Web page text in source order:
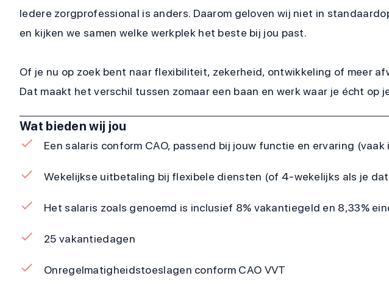
Iedere zorgprofessional is anders. Daarom geloven wij niet in
en kijken we samen welke werkplek het beste bij jou past.
Of je nu op zoek bent naar flexibiliteit, zekerheid, ontwikkeling of meer
Dat maakt het verschil tussen zomaar een baan en werk waar je écht op
Wat bieden wij jou
Een salaris conform CAO, passend bij jouw functie en ervaring
Wekelijkse uitbetaling bij flexibele diensten (of 4-wekelijks als je
Het salaris zoals genoemd is inclusief 8% vakantiegeld en 8,33%
25 vakantiedagen
Onregelmatigheidstoeslagen conform CAO VVT